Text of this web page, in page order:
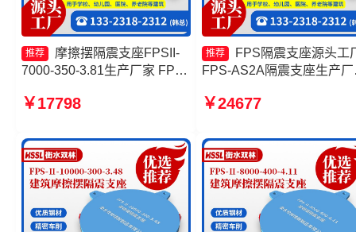
推荐
摩擦摆隔震支座FPSII-
7000-350-3.81生产厂家 FPS-
摆隔震支座FPSII-9000-400-
家
￥17798
推荐
FPS隔震支座源头工
FPS-AS2A隔震支座生产厂
300-3.48生产厂家 摩擦摆
产厂家
￥24677